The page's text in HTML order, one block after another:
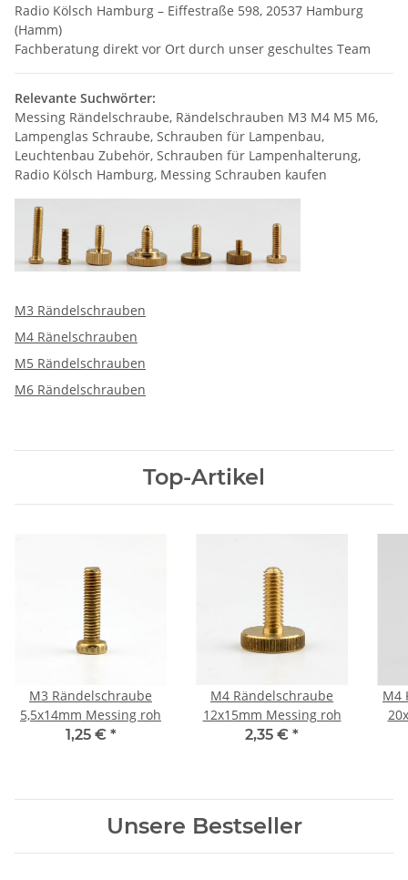
Radio Kölsch Hamburg – Eiffestraße 598, 20537 Hamburg
(Hamm)
Fachberatung direkt vor Ort durch unser geschultes Team
Relevante Suchwörter:
Messing Rändelschraube, Rändelschrauben M3 M4 M5 M6,
Lampenglas Schraube, Schrauben für Lampenbau,
Leuchtenbau Zubehör, Schrauben für Lampenhalterung,
Radio Kölsch Hamburg, Messing Schrauben kaufen
M3 Rändelschrauben
M4 Ränelschrauben
M5 Rändelschrauben
M6 Rändelschrauben
Top-Artikel
M3 Rändelschraube
5,5x14mm Messing roh
1,25 € *
M4 Rändelschraube
12x15mm Messing roh
2,35 € *
M4
Unsere Bestseller